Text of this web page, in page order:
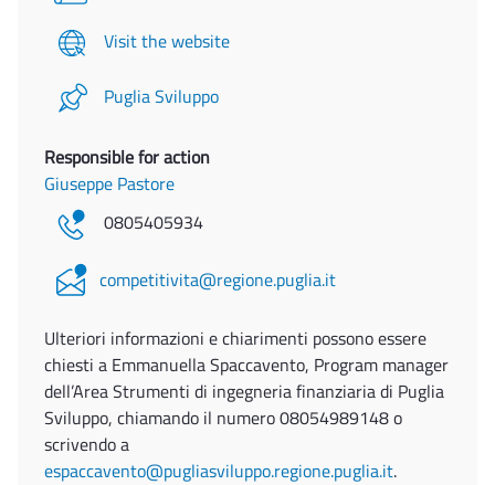
Visit the website
Puglia Sviluppo
Responsible for action
Giuseppe Pastore
0805405934
competitivita@regione.puglia.it
Ulteriori informazioni e chiarimenti possono essere
chiesti a Emmanuella Spaccavento, Program manager
dell’Area Strumenti di ingegneria finanziaria di Puglia
Sviluppo, chiamando il numero 08054989148 o
scrivendo a
espaccavento@pugliasviluppo.regione.puglia.it.